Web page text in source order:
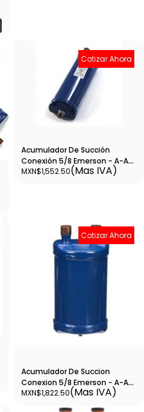
Cotizar Ahora
Acumulador De Succión
Conexión 5/8 Emerson - A-As-
3105
MXN$1,552.50(Mas IVA)
Cotizar Ahora
Acumulador De Succion
Conexion 5/8 Emerson - A-As-
465
MXN$1,822.50(Mas IVA)